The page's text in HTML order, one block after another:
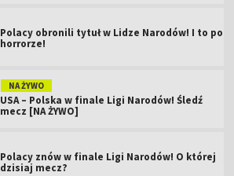
Polacy obronili tytuł w Lidze Narodów! I to po
horrorze!
NA ŻYWO
USA – Polska w finale Ligi Narodów! Śledź
mecz [NA ŻYWO]
Polacy znów w finale Ligi Narodów! O której
dzisiaj mecz?